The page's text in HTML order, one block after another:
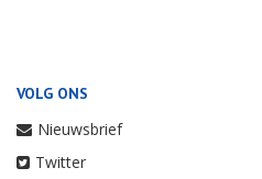
VOLG ONS
Nieuwsbrief
Twitter